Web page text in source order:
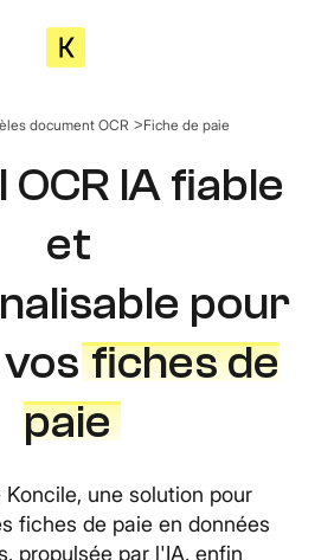
document OCR Fiche de paie
OCR IA fiable
et
pour
fiches de
paie
Koncile, une solution pour
fiches de paie en données
propulsée par l'IA, enfin